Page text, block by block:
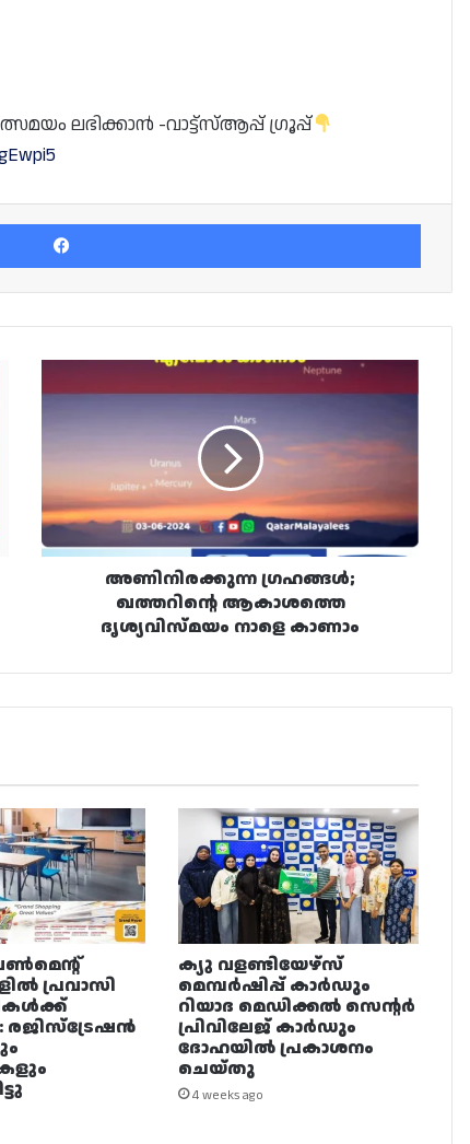
ലഭിക്കാൻ -വാട്ട്സ്ആപ്പ് ഗ്രൂപ്പ്
Facebook
അണിനിരക്കുന്ന
ഗ്രഹങ്ങൾ;
ദൃശ്യവിസ്മയം
നാളെ
കാണാം
അണിനിരക്കുന്ന ഗ്രഹങ്ങൾ;
ഖത്തറിന്റെ ആകാശത്തെ
ദൃശ്യവിസ്മയം നാളെ കാണാം
പ്രവാസി
രജിസ്ട്രേഷൻ
ക്യു വളണ്ടിയേഴ്‌സ്
മെമ്പർഷിപ്പ് കാർഡും
റിയാദ മെഡിക്കൽ സെന്റർ
പ്രിവിലേജ് കാർഡും
ദോഹയിൽ പ്രകാശനം
ചെയ്തു
4 weeks ago